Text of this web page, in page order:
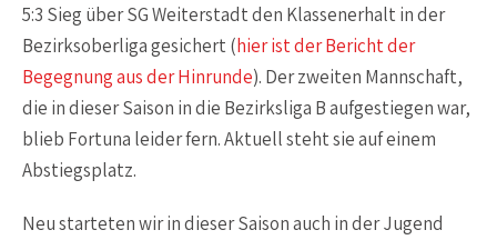
5:3 Sieg über SG Weiterstadt den Klassenerhalt in der
Bezirksoberliga gesichert (hier ist der Bericht der
Begegnung aus der Hinrunde). Der zweiten Mannschaft,
die in dieser Saison in die Bezirksliga B aufgestiegen war,
blieb Fortuna leider fern. Aktuell steht sie auf einem
Abstiegsplatz.
Neu starteten wir in dieser Saison auch in der Jugend